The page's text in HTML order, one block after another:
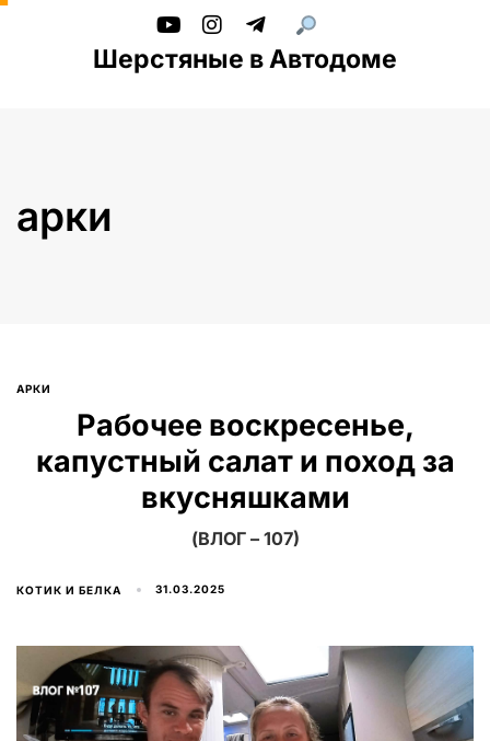
Шерстяные в Автодоме
Введите текст и нажмите Enter
арки
АРКИ
Рабочее воскресенье,
капустный салат и поход за
вкусняшками
(ВЛОГ – 107)
КОТИК И БЕЛКА 31.03.2025